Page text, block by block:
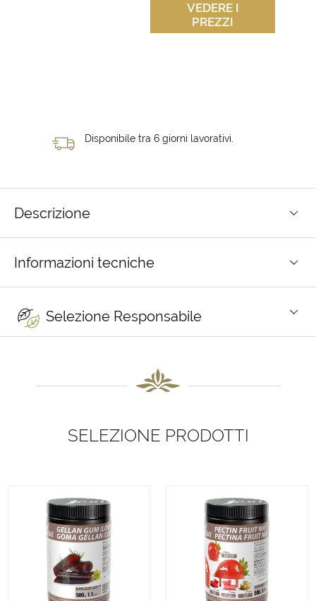
VEDERE I
PREZZI
Disponibile tra 6 giorni lavorativi.
Descrizione
Informazioni tecniche
Selezione Responsabile
SELEZIONE PRODOTTI